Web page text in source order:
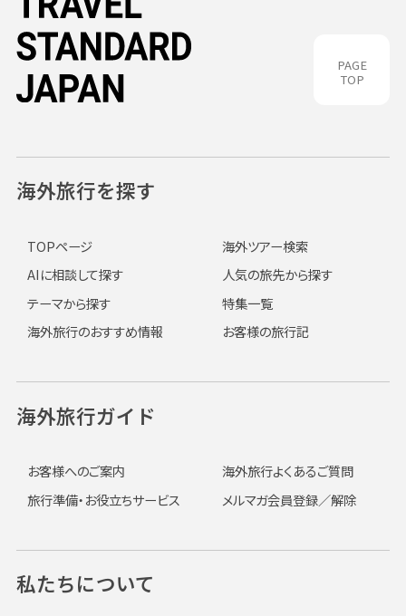
PAGE
TOP
海外旅行を探す
TOPページ
海外ツアー検索
AIに相談して探す
人気の旅先から探す
テーマから探す
特集一覧
海外旅行のおすすめ情報
お客様の旅行記
海外旅行ガイド
お客様へのご案内
海外旅行よくあるご質問
旅行準備・お役立ちサービス
メルマガ会員登録／解除
私たちについて